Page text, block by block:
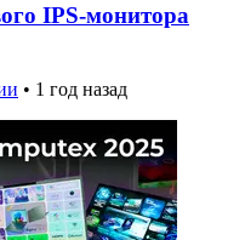
IPS-монитора
• 1 год назад